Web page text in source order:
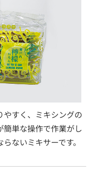
やすく、ミキシングの
簡単な操作で作業がし
ないミキサーです。